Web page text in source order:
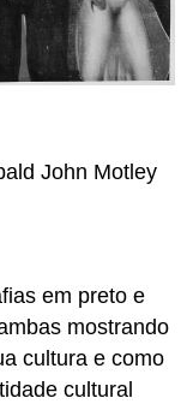
em preto e
mostrando
cultura e como
cultural